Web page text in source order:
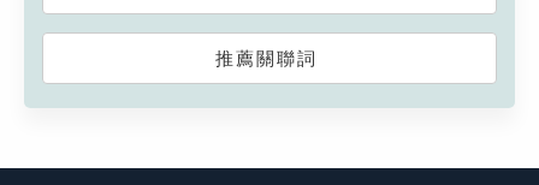
推薦關聯詞